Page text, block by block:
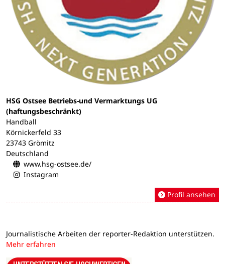
HSG Ostsee Betriebs-und Vermarktungs UG
(haftungsbeschränkt)
Handball
Körnickerfeld 33
23743 Grömitz
Deutschland
www.hsg-ostsee.de/
Instagram
Profil ansehen
Journalistische Arbeiten der reporter-Redaktion unterstützen.
Mehr erfahren